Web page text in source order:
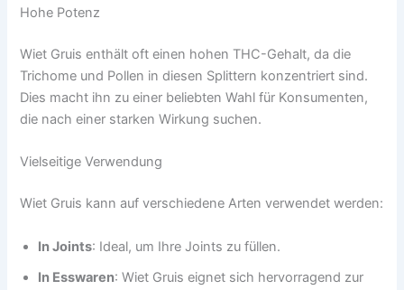
Hohe Potenz
Wiet Gruis enthält oft einen hohen THC-Gehalt, da die
Trichome und Pollen in diesen Splittern konzentriert sind.
Dies macht ihn zu einer beliebten Wahl für Konsumenten,
die nach einer starken Wirkung suchen.
Vielseitige Verwendung
Wiet Gruis kann auf verschiedene Arten verwendet werden:
In Joints: Ideal, um Ihre Joints zu füllen.
In Esswaren: Wiet Gruis eignet sich hervorragend zur